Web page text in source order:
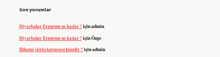
Son yorumlar
Diyarbakır Erzurum ne kadar ?içinadmin
Diyarbakır Erzurum ne kadar ?içinÖzge
Hikemi şiirin kurucusu kimdir ?içinadmin